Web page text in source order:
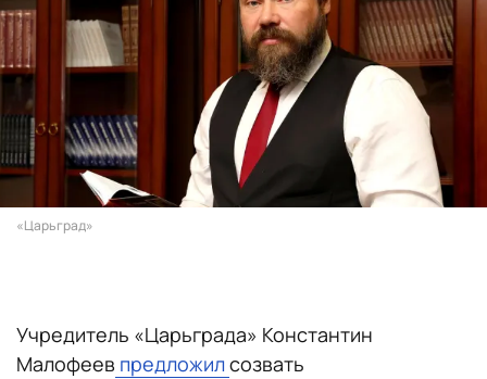
«Царьград»
Учредитель «Царьграда» Константин
Малофеев предложилсозвать